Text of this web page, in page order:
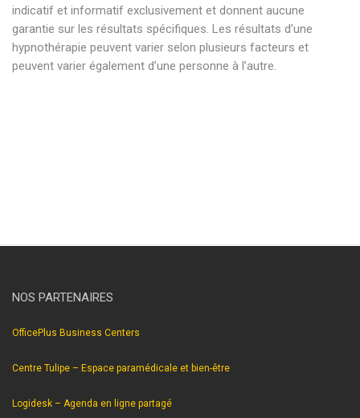
indicatif et informatif exclusivement et donnent aucune
garantie sur les résultats spécifiques. Les résultats d’une
hypnothérapie peuvent varier selon plusieurs facteurs et
peuvent varier également d’une personne à l’autre.
NOS PARTENAIRES
OfficePlus Business Centers
Centre Tulipe – Espace paramédicale et bien-être
Logidesk – Agenda en ligne partagé